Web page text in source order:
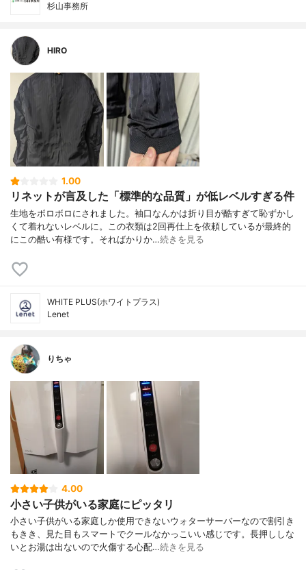
杉山事務所
HIRO
1.00
リネットが言及した「標準的な品質」が低レベルすぎる件
生地をボロボロにされました。袖口なんかは折り目が酷すぎて恥ずかし
くて着れないレベルに。この衣類は2回再仕上を依頼しているが最終的
にこの酷い有様です。そればかりか…続きを見る
WHITE PLUS(ホワイトプラス)
Lenet
りちゃ
4.00
小さい子供がいる家庭にピッタリ
小さい子供がいる家庭しか使用できないウォターサーバーなので割引き
もきき、見た目もスマートでクールなかっこいい感じです。長押ししな
いとお湯は出ないので火傷する心配…続きを見る